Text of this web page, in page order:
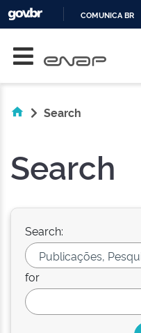
COMUNICA BR
Search
Search
Search:
for